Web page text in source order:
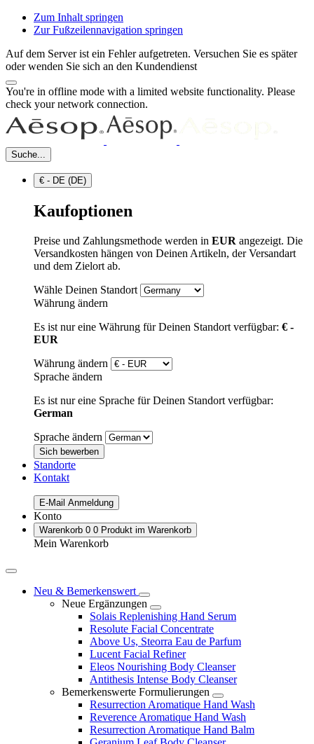
Zum Inhalt springen
Zur Fußzeilennavigation springen
Auf dem Server ist ein Fehler aufgetreten. Versuchen Sie es später
oder wenden Sie sich an den Kundendienst
You're in offline mode with a limited website functionality. Please
check your network connection.
Suche...
€ - DE (DE)
Kaufoptionen
Preise und Zahlungsmethode werden in EUR angezeigt. Die
Versandkosten hängen von Deinen Artikeln, der Versandart
und dem Zielort ab.
Wähle Deinen Standort
Währung ändern
Es ist nur eine Währung für Deinen Standort verfügbar: € -
EUR
Währung ändern
Sprache ändern
Es ist nur eine Sprache für Deinen Standort verfügbar:
German
Sprache ändern
Sich bewerben
Standorte
Kontakt
E-Mail Anmeldung
Konto
Warenkorb 0 0 Produkt im Warenkorb
Mein Warenkorb
Neu & Bemerkenswert
Neue Ergänzungen
Solais Replenishing Hand Serum
Resolute Facial Concentrate
Above Us, Steorra Eau de Parfum
Lucent Facial Refiner
Eleos Nourishing Body Cleanser
Antithesis Intense Body Cleanser
Bemerkenswerte Formulierungen
Resurrection Aromatique Hand Wash
Reverence Aromatique Hand Wash
Resurrection Aromatique Hand Balm